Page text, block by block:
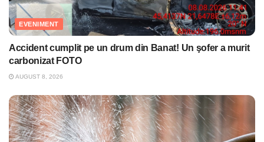
EVENIMENT
Accident cumplit pe un drum din Banat! Un şofer a murit
carbonizat FOTO
AUGUST 8, 2026